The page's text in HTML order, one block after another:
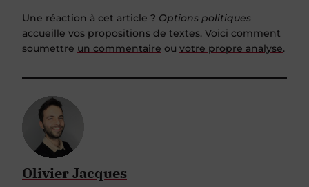
Une réaction à cet article ? Options politiques
accueille vos propositions de textes. Voici comment
soumettre un commentaire ou votre propre analyse.
Olivier Jacques